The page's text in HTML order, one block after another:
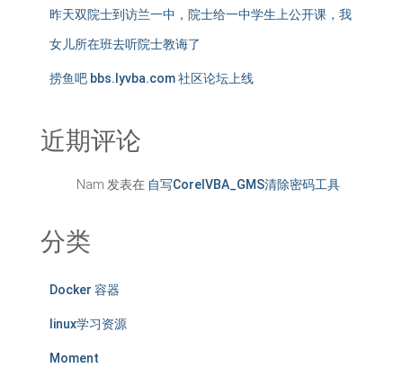
昨天双院士到访兰一中，院士给一中学生上公开课，我
女儿所在班去听院士教诲了
捞鱼吧 bbs.lyvba.com 社区论坛上线
近期评论
Nam 发表在 自写CorelVBA_GMS清除密码工具
分类
Docker 容器
linux学习资源
Moment